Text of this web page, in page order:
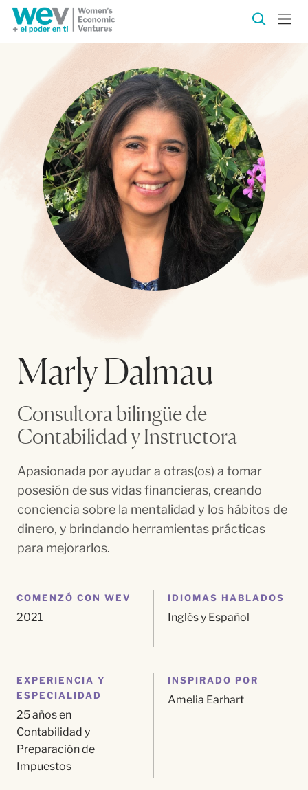
Marly Dalmau
Consultora bilingüe de
Contabilidad y Instructora
Apasionada por ayudar a otras(os) a tomar
posesión de sus vidas financieras, creando
conciencia sobre la mentalidad y los hábitos de
dinero, y brindando herramientas prácticas
para mejorarlos.
COMENZÓ CON WEV
2021
IDIOMAS HABLADOS
Inglés y Español
EXPERIENCIA Y
ESPECIALIDAD
25 años en
Contabilidad y
Preparación de
Impuestos
INSPIRADO POR
Amelia Earhart